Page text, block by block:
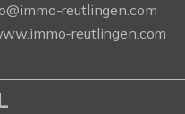
@immo-reutlingen.com
reutlingen.com